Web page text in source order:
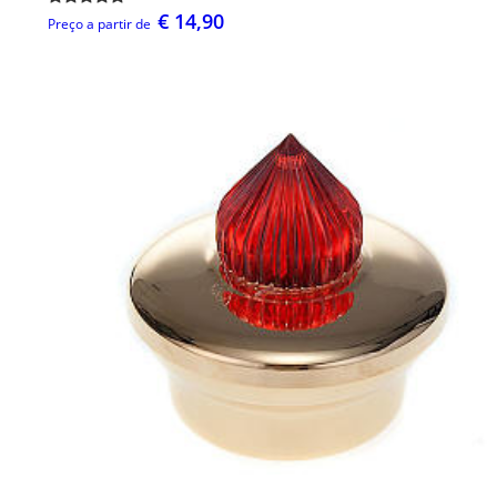
Preço a partir de € 14,90